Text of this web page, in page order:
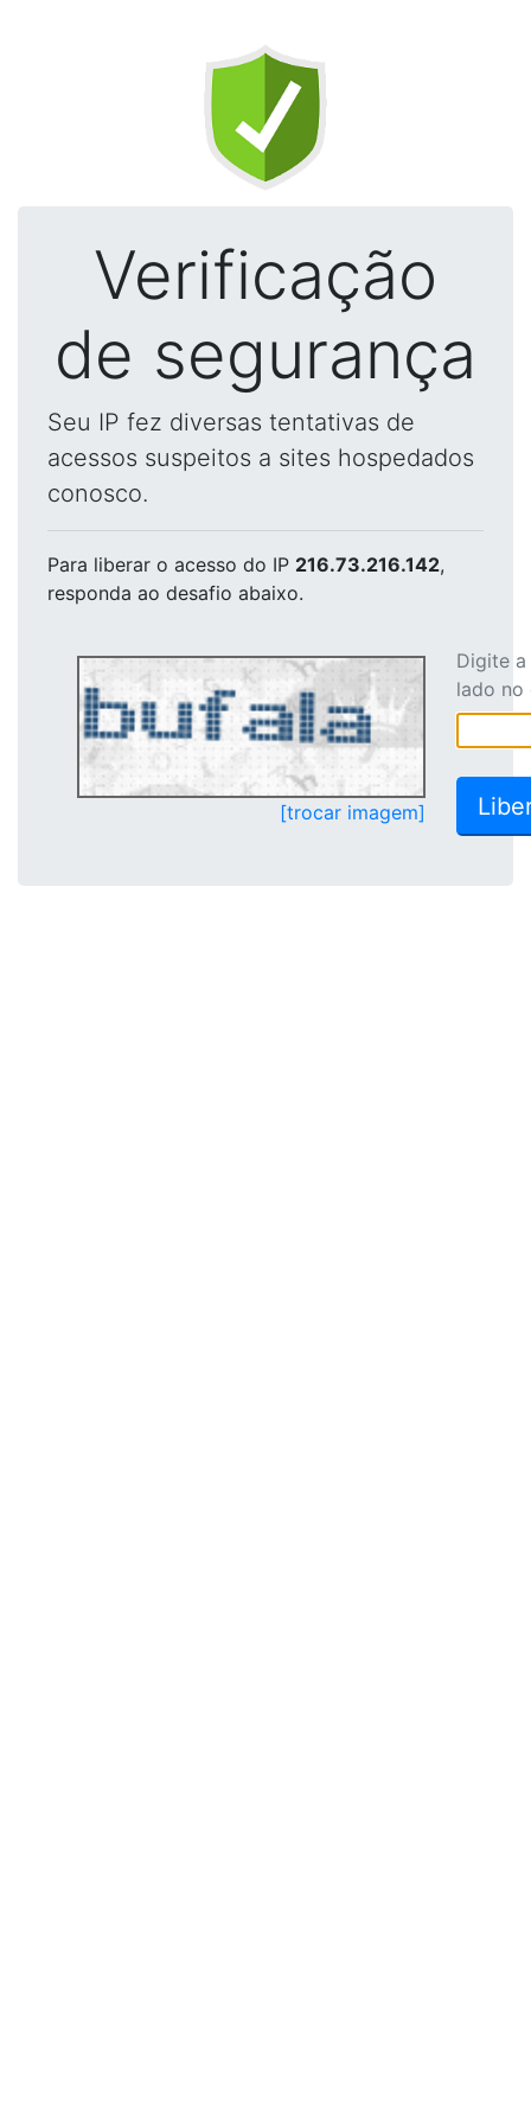
Verificação
de segurança
Seu IP fez diversas tentativas de
acessos suspeitos a sites hospedados
conosco.
Para liberar o acesso do IP 216.73.216.142,
responda ao desafio abaixo.
[trocar imagem]
Digite
lado no